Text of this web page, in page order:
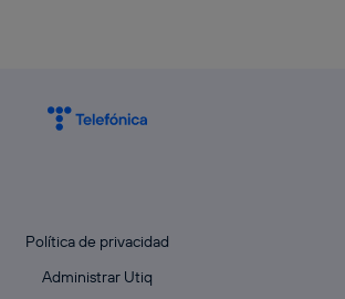
Política de privacidad
Administrar Utiq